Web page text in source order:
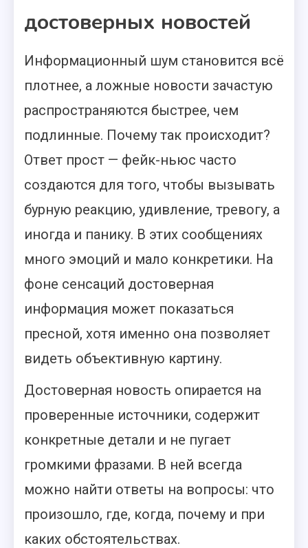
достоверных новостей
Информационный шум становится всё
плотнее, а ложные новости зачастую
распространяются быстрее, чем
подлинные. Почему так происходит?
Ответ прост — фейк-ньюс часто
создаются для того, чтобы вызывать
бурную реакцию, удивление, тревогу, а
иногда и панику. В этих сообщениях
много эмоций и мало конкретики. На
фоне сенсаций достоверная
информация может показаться
пресной, хотя именно она позволяет
видеть объективную картину.
Достоверная новость опирается на
проверенные источники, содержит
конкретные детали и не пугает
громкими фразами. В ней всегда
можно найти ответы на вопросы: что
произошло, где, когда, почему и при
каких обстоятельствах.